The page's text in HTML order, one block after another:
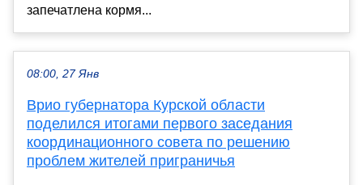
запечатлена кормя...
08:00, 27 Янв
Врио губернатора Курской области
поделился итогами первого заседания
координационного совета по решению
проблем жителей приграничья